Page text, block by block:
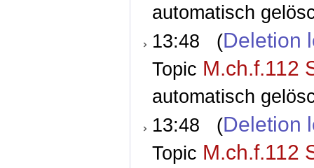
automatisch
13:48 (Deletion
Topic M.ch.f.112
automatisch
13:48 (Deletion
Topic M.ch.f.112